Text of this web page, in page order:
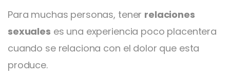
Para muchas personas, tener relaciones
sexuales es una experiencia poco placentera
cuando se relaciona con el dolor que esta
produce.